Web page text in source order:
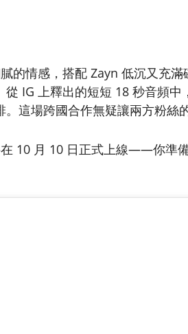
的情感，搭配 Zayn 低沉又充
IG 上釋出的短短 18 秒音頻中
這場跨國合作無疑讓兩方粉絲
10 月 10 日正式上線——你準